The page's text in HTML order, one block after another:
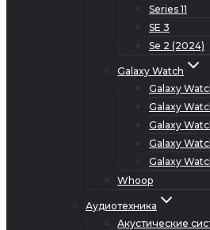
Series 11
SE 3
Se 2 (2024)
Galaxy Watch
Galaxy
Galaxy
Galaxy
Galaxy
Galaxy
Whoop
Аудиотехника
Акустические